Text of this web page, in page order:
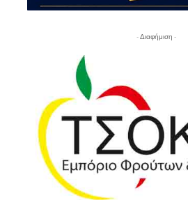
- Διαφήμιση -